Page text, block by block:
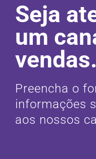
Seja
um
vendas.
Preencha o
informações
aos nossos